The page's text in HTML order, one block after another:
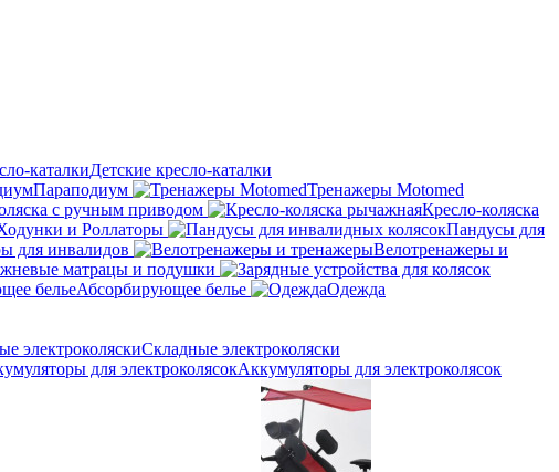
Детские кресло-каталки
Параподиум
Тренажеры Motomed
с ручным приводом
Кресло-коляска
и Роллаторы
Пандусы для
для инвалидов
Велотренажеры и
матрацы и подушки
Абсорбирующее белье
Одежда
Складные электроколяски
Аккумуляторы для электроколясок